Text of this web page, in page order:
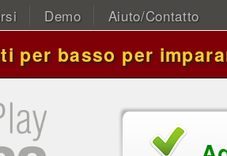
Demo Aiuto/Contatto
per basso per